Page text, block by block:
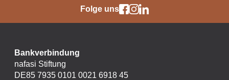
Folge uns
Bankverbindung
nafasi Stiftung
DE85 7935 0101 0021 6918 45